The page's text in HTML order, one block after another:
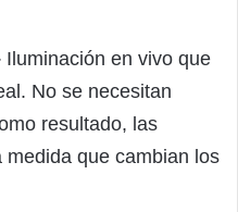
Iluminación en vivo que
No se necesitan
resultado, las
que cambian los